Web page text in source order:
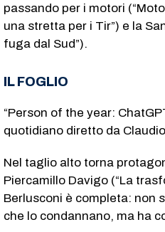
passando per i motori
una stretta per i Tir”) e la
fuga dal Sud”).
IL FOGLIO
“Person of the year:
quotidiano diretto da
Nel taglio alto torna
Piercamillo Davigo (“La
Berlusconi è completa: non
che lo condannano, ma ha